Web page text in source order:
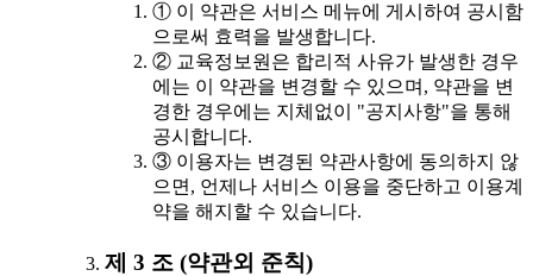
① 이 약관은 서비스 메뉴에 게시하여 공시함
으로써 효력을 발생합니다.
② 교육정보원은 합리적 사유가 발생한 경우
에는 이 약관을 변경할 수 있으며, 약관을 변
경한 경우에는 지체없이 "공지사항"을 통해
공시합니다.
③ 이용자는 변경된 약관사항에 동의하지 않
으면, 언제나 서비스 이용을 중단하고 이용계
약을 해지할 수 있습니다.
제 3 조 (약관외 준칙)